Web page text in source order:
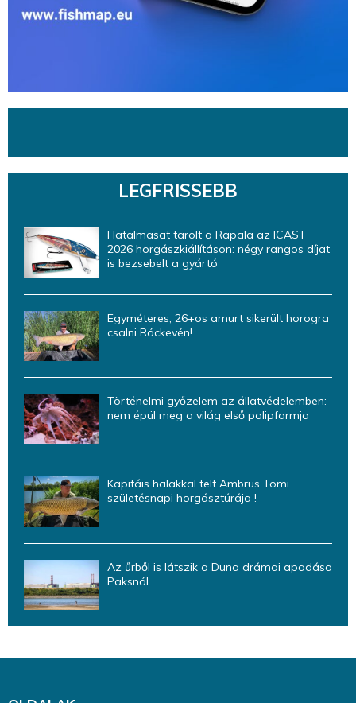
LEGFRISSEBB
Hatalmasat tarolt a Rapala az ICAST
2026 horgászkiállításon: négy rangos díjat
is bezsebelt a gyártó
Egyméteres, 26+os amurt sikerült horogra
csalni Ráckevén!
Történelmi győzelem az állatvédelemben:
nem épül meg a világ első polipfarmja
Kapitáis halakkal telt Ambrus Tomi
születésnapi horgásztúrája !
Az űrből is látszik a Duna drámai apadása
Paksnál